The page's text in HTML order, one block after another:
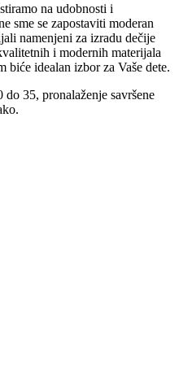
na udobnosti i
sme se zapostaviti moderan
namenjeni za izradu dečije
i modernih materijala
biće idealan izbor za Vaše dete.
35, pronalaženje savršene